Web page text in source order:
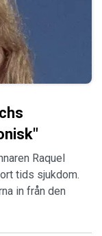
Raquel
tids sjukdom.
in från den